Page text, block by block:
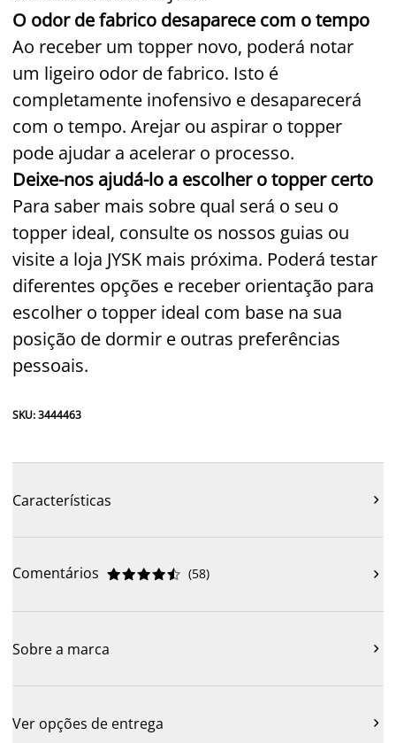
O odor de fabrico desaparece com o tempo
Ao receber um topper novo, poderá notar
um ligeiro odor de fabrico. Isto é
completamente inofensivo e desaparecerá
com o tempo. Arejar ou aspirar o topper
pode ajudar a acelerar o processo.
Deixe-nos ajudá-lo a escolher o topper certo
Para saber mais sobre qual será o seu o
topper ideal, consulte os nossos guias ou
visite a loja JYSK mais próxima. Poderá testar
diferentes opções e receber orientação para
escolher o topper ideal com base na sua
posição de dormir e outras preferências
pessoais.
SKU: 3444463
Características 
Comentários 




 (58) 
Sobre a marca 
Ver opções de entrega 